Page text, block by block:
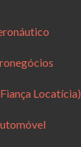
Locatícia)